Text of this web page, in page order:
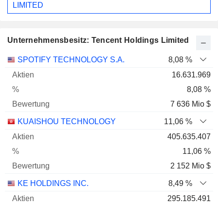
LIMITED
Unternehmensbesitz: Tencent Holdings Limited
Name Aktien % Bewertung
SPOTIFY TECHNOLOGY S.A.
8,08 %
16.631.969
8,08 %
7 636 Mio $
KUAISHOU TECHNOLOGY
11,06 %
405.635.407
11,06 %
2 152 Mio $
KE HOLDINGS INC.
8,49 %
295.185.491